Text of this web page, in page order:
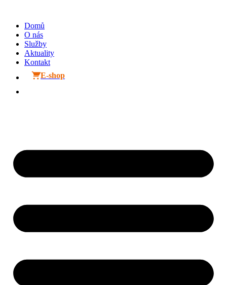
obsahuDomů
O nás
Služby
Aktuality
Kontakt
E-shop